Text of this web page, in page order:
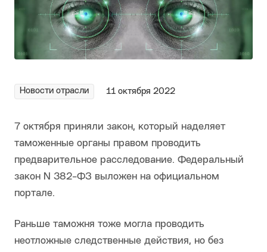
Новости отрасли 11 октября 2022
7 октября приняли закон, который наделяет
таможенные органы правом проводить
предварительное расследование. Федеральный
закон N 382-ФЗ выложен на официальном
портале.
Раньше таможня тоже могла проводить
неотложные следственные действия, но без